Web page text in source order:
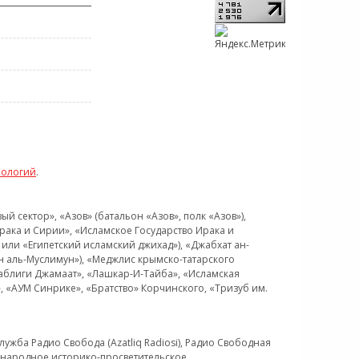
.
«Азов» (батальон «Азов», полк «Азов»),
и Сирии», «Исламское Государство Ирака и
«Египетский исламский джихад»), «Джабхат ан-
Муслимун»), «Меджлис крымско-татарского
Джамаат», «Лашкар-И-Тайба», «Исламская
Синрике», «Братство» Корчинского, «Тризуб им.
Радио Свобода (Azatliq Radiosi), Радио Свободная